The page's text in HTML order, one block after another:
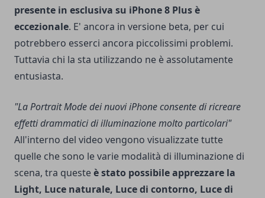
presente in esclusiva su iPhone 8 Plus è
eccezionale. E' ancora in versione beta, per cui
potrebbero esserci ancora piccolissimi problemi.
Tuttavia chi la sta utilizzando ne è assolutamente
entusiasta.
"La Portrait Mode dei nuovi iPhone consente di ricreare
effetti drammatici di illuminazione molto particolari"
All'interno del video vengono visualizzate tutte
quelle che sono le varie modalità di illuminazione di
scena, tra questeè stato possibile apprezzare la
Light, Luce naturale, Luce di contorno, Luce di